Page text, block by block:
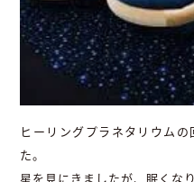
ヒーリングプラネタリウム
た。